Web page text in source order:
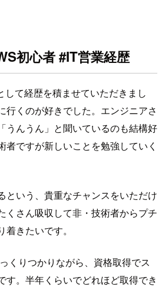
初心者 #IT営業経歴
して経歴を積ませていただきまし
行くのが好きでした。エンジニアさ
うんうん」と聞いているのも結構好
者ですが新しいことを勉強していく
という、貴重なチャンスをいただけ
くさん吸収して非・技術者からプチ
きたいです。
くりつかりながら、資格取得でス
す。半年くらいでどれほど取得でき